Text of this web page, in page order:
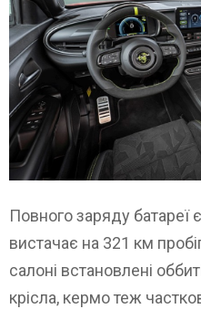
Повного заряду батареї
вистачає на 321 км
салоні встановлені
крісла, кермо теж